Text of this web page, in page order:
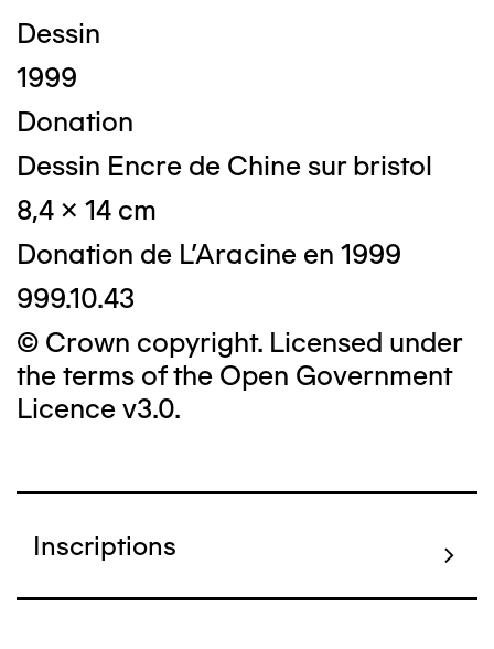
Dessin
1999
Donation
Dessin Encre de Chine sur bristol
8,4 x 14 cm
Donation de L'Aracine en 1999
999.10.43
© Crown copyright. Licensed under
the terms of the Open Government
Licence v3.0.
Inscriptions